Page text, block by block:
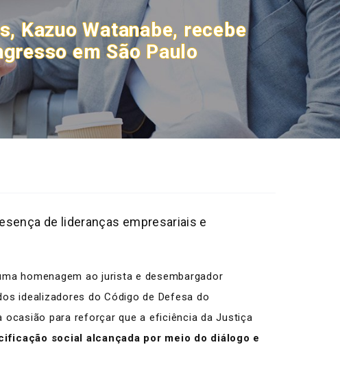
Kazuo Watanabe, recebe
em São Paulo
de lideranças empresariais e
homenagem ao jurista e desembargador
idealizadores do Código de Defesa do
ocasião para reforçar que a eficiência da Justiça
social alcançada por meio do diálogo e